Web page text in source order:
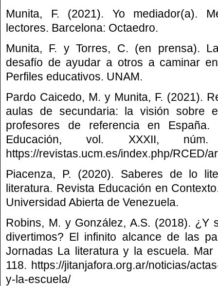
Munita, F. (2021). Yo mediador(a).
lectores. Barcelona: Octaedro.
Munita, F. y Torres, C. (en prensa).
desafío de ayudar a otros a caminar
Perfiles educativos. UNAM.
Pardo Caicedo, M. y Munita, F. (2021).
aulas de secundaria: la visión sobre
profesores de referencia en España.
Educación, vol. XXXII,
https://revistas.ucm.es/index.php/RCED/
Piacenza, P. (2020). Saberes de lo
literatura. Revista Educación en
Universidad Abierta de Venezuela.
Robins, M. y González, A.S. (2018). ¿Y
divertimos? El infinito alcance de las
Jornadas La literatura y la escuela. Mar
118. https://jitanjafora.org.ar/noticias/
y-la-escuela/